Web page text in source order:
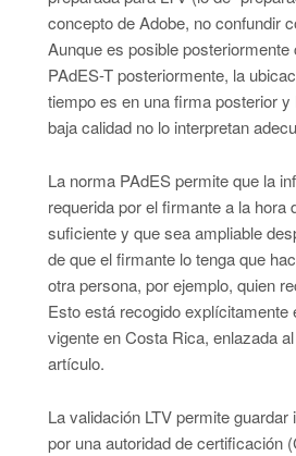
concepto de Adobe, no confundir
Aunque es posible
PAdES-T posteriormente, la
tiempo es en una firma posterior
baja calidad no lo interpretan
La norma PAdES permite que la
requerida por el firmante a la hora
suficiente y que sea ampliable
de que el firmante lo tenga que
otra persona, por ejemplo, quien
Esto está recogido explícitamente
vigente en Costa Rica, enlazada
artículo.
La validación LTV permite
por una autoridad de certificación